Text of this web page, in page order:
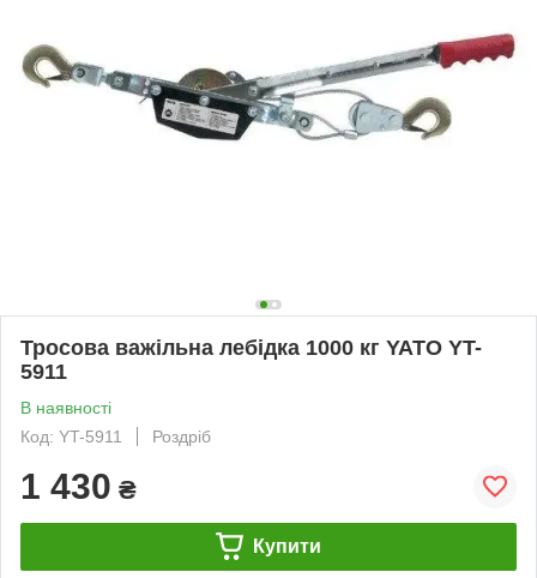
Тросова важільна лебідка 1000 кг YATO YT-
5911
В наявності
Код: YT-5911
Роздріб
1 430 ₴
Купити